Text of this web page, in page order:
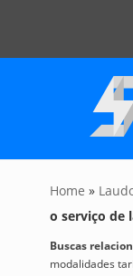
Home »
o serviço de
Buscas
modalidades